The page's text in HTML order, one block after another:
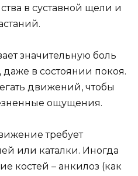
в суставной щели и
значительную боль
в состоянии покоя.
движений, чтобы
ощущения.
требует
или каталки. Иногда
костей – анкилоз (как